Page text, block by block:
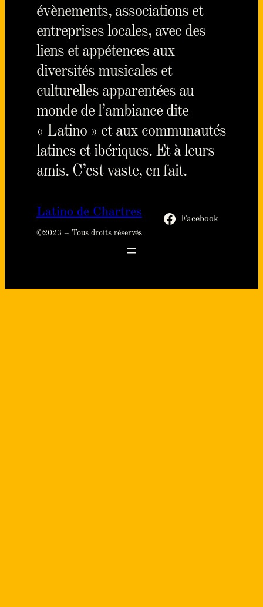
évènements, associations et
entreprises locales, avec des
liens et appétences aux
diversités musicales et
culturelles apparentées au
monde de l’ambiance dite
« Latino » et aux communautés
latines et ibériques. Et à leurs
amis. C’est vaste, en fait.
Latino de Chartres
©️2023 – Tous droits réservés
Facebook